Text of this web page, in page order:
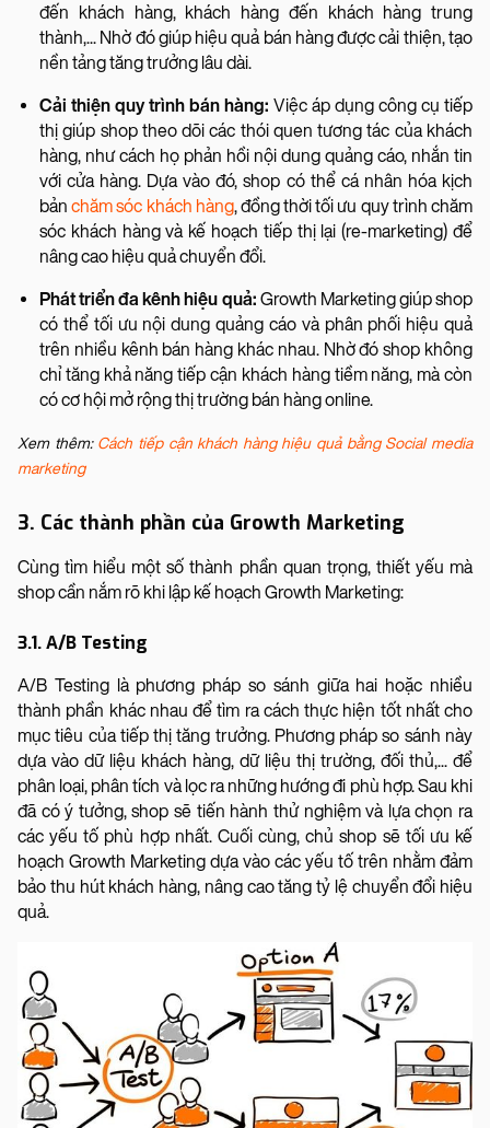
đến khách hàng, khách hàng đến khách hàng trung
thành,... Nhờ đó giúp hiệu quả bán hàng được cải thiện, tạo
nền tảng tăng trưởng lâu dài.
Cải thiện quy trình bán hàng: Việc áp dụng công cụ tiếp
thị giúp shop theo dõi các thói quen tương tác của khách
hàng, như cách họ phản hồi nội dung quảng cáo, nhắn tin
với cửa hàng. Dựa vào đó, shop có thể cá nhân hóa kịch
bảnchăm sóc khách hàng, đồng thời tối ưu quy trình chăm
sóc khách hàng và kế hoạch tiếp thị lại (re-marketing) để
nâng cao hiệu quả chuyển đổi.
Phát triển đa kênh hiệu quả: Growth Marketing giúp shop
có thể tối ưu nội dung quảng cáo và phân phối hiệu quả
trên nhiều kênh bán hàng khác nhau. Nhờ đó shop không
chỉ tăng khả năng tiếp cận khách hàng tiềm năng, mà còn
có cơ hội mở rộng thị trường bán hàng online.
Xem thêm: Cách tiếp cận khách hàng hiệu quả bằng Social media
marketing
3. Các thành phần của Growth Marketing
Cùng tìm hiểu một số thành phần quan trọng, thiết yếu mà
shop cần nắm rõ khi lập kế hoạch Growth Marketing:
3.1. A/B Testing
A/B Testing là phương pháp so sánh giữa hai hoặc nhiều
thành phần khác nhau để tìm ra cách thực hiện tốt nhất cho
mục tiêu của tiếp thị tăng trưởng. Phương pháp so sánh này
dựa vào dữ liệu khách hàng, dữ liệu thị trường, đối thủ,... để
phân loại, phân tích và lọc ra những hướng đi phù hợp. Sau khi
đã có ý tưởng, shop sẽ tiến hành thử nghiệm và lựa chọn ra
các yếu tố phù hợp nhất. Cuối cùng, chủ shop sẽ tối ưu kế
hoạch Growth Marketing dựa vào các yếu tố trên nhằm đảm
bảo thu hút khách hàng, nâng cao tăng tỷ lệ chuyển đổi hiệu
quả.